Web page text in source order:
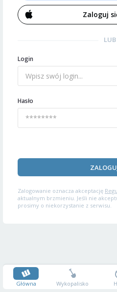
Zaloguj
LUB
Login
Hasło
Zalogowanie oznacza akceptację
aktualnym brzmieniu. Jeśli nie
prosimy o niekorzystanie z serwisu.
Główna Wykopalisko